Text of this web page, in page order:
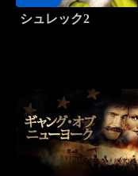
シュレック2